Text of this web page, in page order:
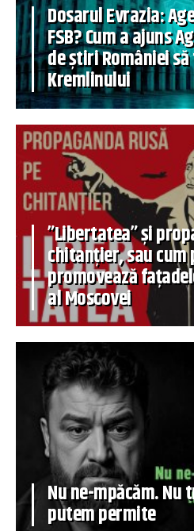
Dosarul Evrazia:
FSB? Cum a ajuns
de știri României
Kremlinului
”Libertatea” și
chitanțier, sau cum
promovează
al Moscovei
Nu ne-mpăcăm. Nu
putem permite